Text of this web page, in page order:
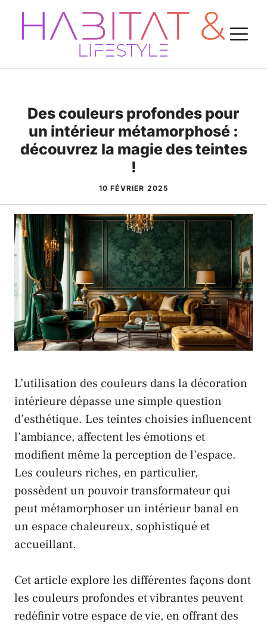
Aller
contenu
Des couleurs profondes pour
un intérieur métamorphosé :
découvrez la magie des teintes
!
10 FÉVRIER 2025
L’utilisation des couleurs dans la décoration
intérieure dépasse une simple question
d’esthétique. Les teintes choisies influencent
l’ambiance, affectent les émotions et
modifient même la perception de l’espace.
Les couleurs riches, en particulier,
possèdent un pouvoir transformateur qui
peut métamorphoser un intérieur banal en
un espace chaleureux, sophistiqué et
accueillant.
Cet article explore les différentes façons dont
les couleurs profondes et vibrantes peuvent
redéfinir votre espace de vie, en offrant des